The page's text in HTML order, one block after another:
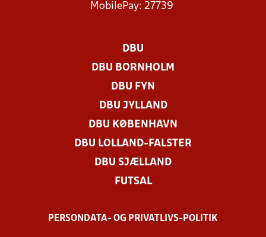
MobilePay: 27739
DBU
DBU BORNHOLM
DBU FYN
DBU JYLLAND
DBU KØBENHAVN
DBU LOLLAND-FALSTER
DBU SJÆLLAND
FUTSAL
PERSONDATA- OG PRIVATLIVS-POLITIK